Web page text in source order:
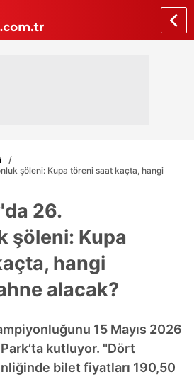
şöleni: Kupa töreni saat kaçta, hangi
26.
şöleni: Kupa
hangi
alacak?
15 Mayıs 2026
kutluyor. "Dört
bilet fiyatları 190,50